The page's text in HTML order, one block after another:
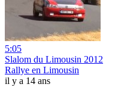
5:05
Slalom du Limousin 2012
Rallye en Limousin
il y a 14 ans